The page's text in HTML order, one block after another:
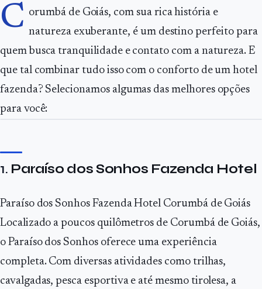
C orumbá de Goiás, com sua rica história e
natureza exuberante, é um destino perfeito para
quem busca tranquilidade e contato com a natureza. E
que tal combinar tudo isso com o conforto de um hotel
fazenda? Selecionamos algumas das melhores opções
para você:
1. Paraíso dos Sonhos Fazenda Hotel
Paraíso dos Sonhos Fazenda Hotel Corumbá de Goiás
Localizado a poucos quilômetros de Corumbá de Goiás,
o Paraíso dos Sonhos oferece uma experiência
completa. Com diversas atividades como trilhas,
cavalgadas, pesca esportiva e até mesmo tirolesa, a